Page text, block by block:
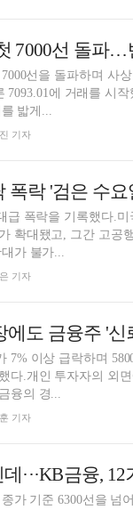
선을 돌파하며 사
7093.01에 거래를 시
밟게...
기자
폭락 '검은 수
급 폭락을 기록했다.
확대됐고, 그간 고공
가 불가...
기자
7% 이상 급락하며
다.개인 투자자의 외
융의 경...
기자
가 기준 6300선을